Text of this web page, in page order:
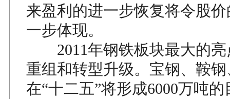
来盈利的进一步恢复将令股
一步体现。
2011年钢铁板块最大的亮
重组和转型升级。宝钢、鞍
在“十二五”将形成6000万吨